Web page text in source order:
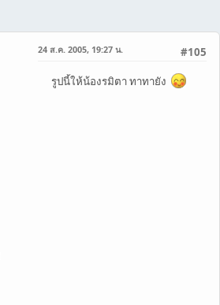
#105
24 ส.ค. 2005, 19:27 น.
รูปนี้ให้น้องรมิตา ทาทายัง